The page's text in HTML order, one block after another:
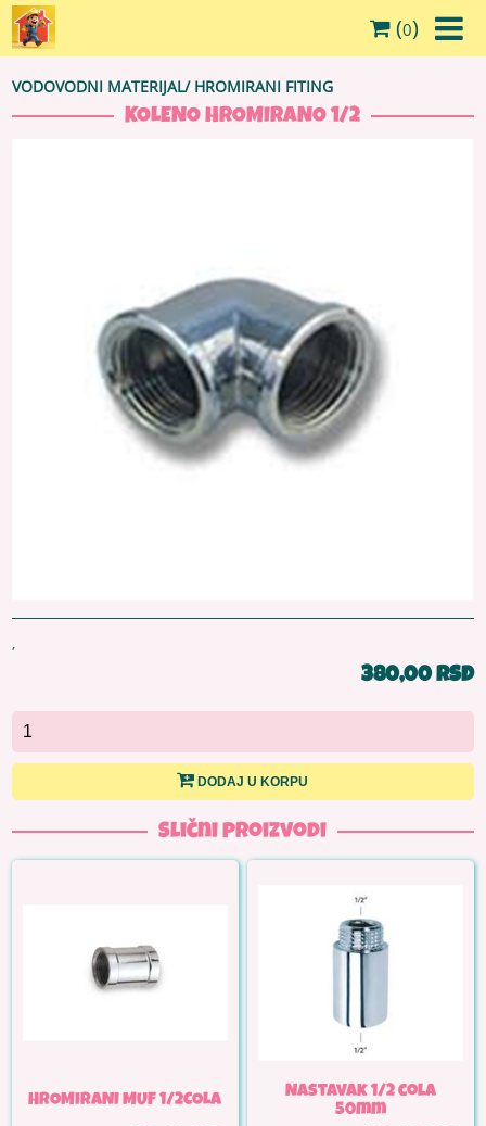
(0)
VODOVODNI MATERIJAL/ HROMIRANI FITING
KOLENO HROMIRANO 1/2
,
380,00 RSD
DODAJ U KORPU
Slični proizvodi
HROMIRANI MUF 1/2COLA
Nastavak 1/2 cola
50mm